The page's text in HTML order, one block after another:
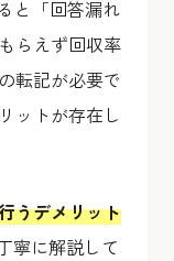
と「回答漏れ
らえず回収率
転記が必要で
ットが存在し
うデメリット
寧に解説して